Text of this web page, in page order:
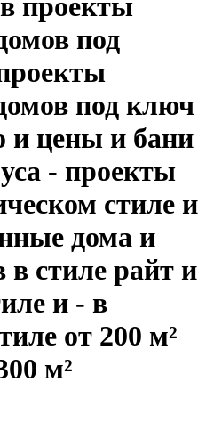
под
под ключ
и цены и бани
- проекты
стиле и
дома и
в стиле райт и
и - в
от 200 м²
м²